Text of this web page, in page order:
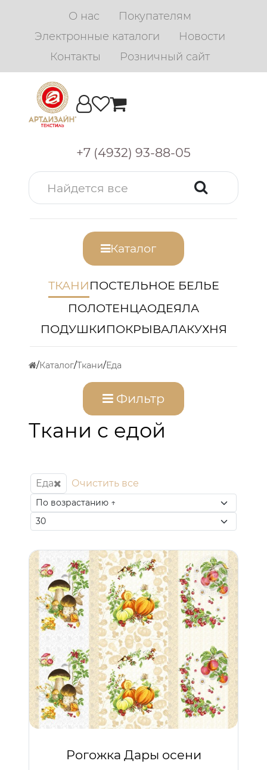
О нас
Покупателям
Электронные каталоги
Новости
Контакты
Розничный сайт
+7 (4932) 93-88-05
Каталог
ТКАНИПОСТЕЛЬНОЕ БЕЛЬЕ
ПОЛОТЕНЦАОДЕЯЛА
ПОДУШКИПОКРЫВАЛАКУХНЯ
Каталог Ткани Еда
Фильтр
Ткани с едой
Еда Очистить все
Рогожка Дары осени